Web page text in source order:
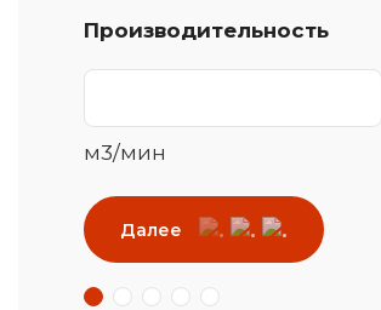
Производительность
м3/мин
Далее